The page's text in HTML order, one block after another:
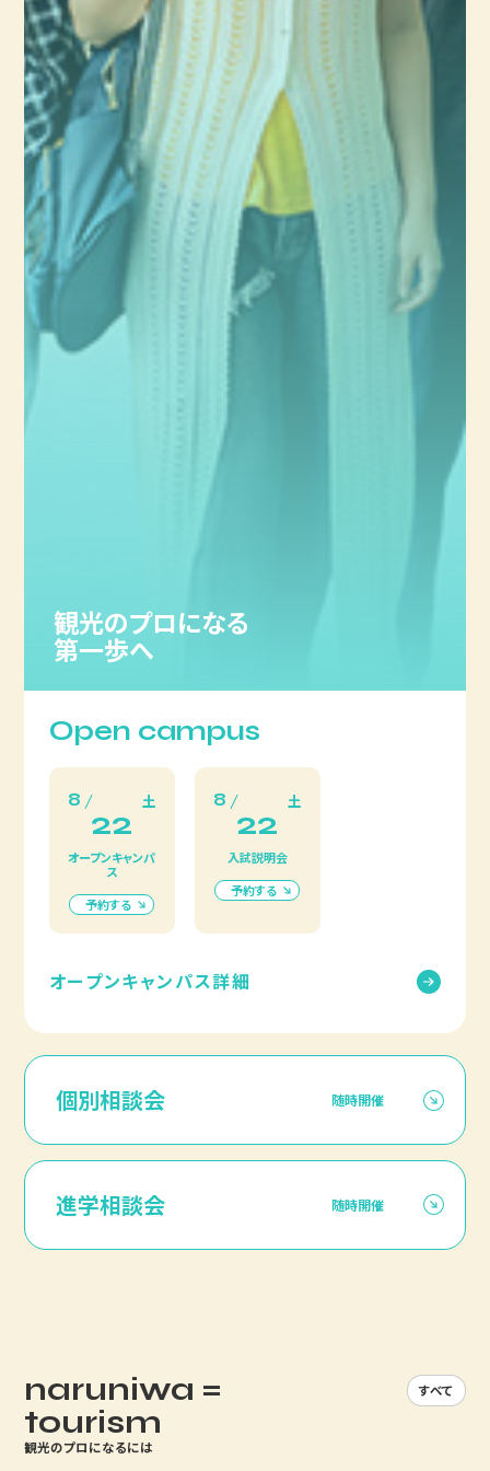
観光のプロになる
第一歩へ
Open campus
8 土
22
オープンキャンパ
ス
予約する
8 土
22
入試説明会
予約する
オープンキャンパス詳細
個別相談会 随時開催
進学相談会 随時開催
naruniwa =
tourism
観光のプロになるには
すべて